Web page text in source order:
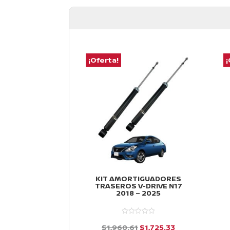
¡Oferta!
KIT AMORTIGUADORES
TRASEROS V-DRIVE N17
2018 – 2025
$1,960.61 El
$1,725.33El